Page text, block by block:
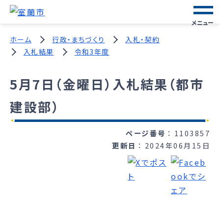
メニュー
ホーム 行政・まちづくり
入札・契約
入札結果
令和3年度
5月7日（金曜日）入札結果（都市
建設部）
ページ番号
1103857
更新日
2024年06月15日